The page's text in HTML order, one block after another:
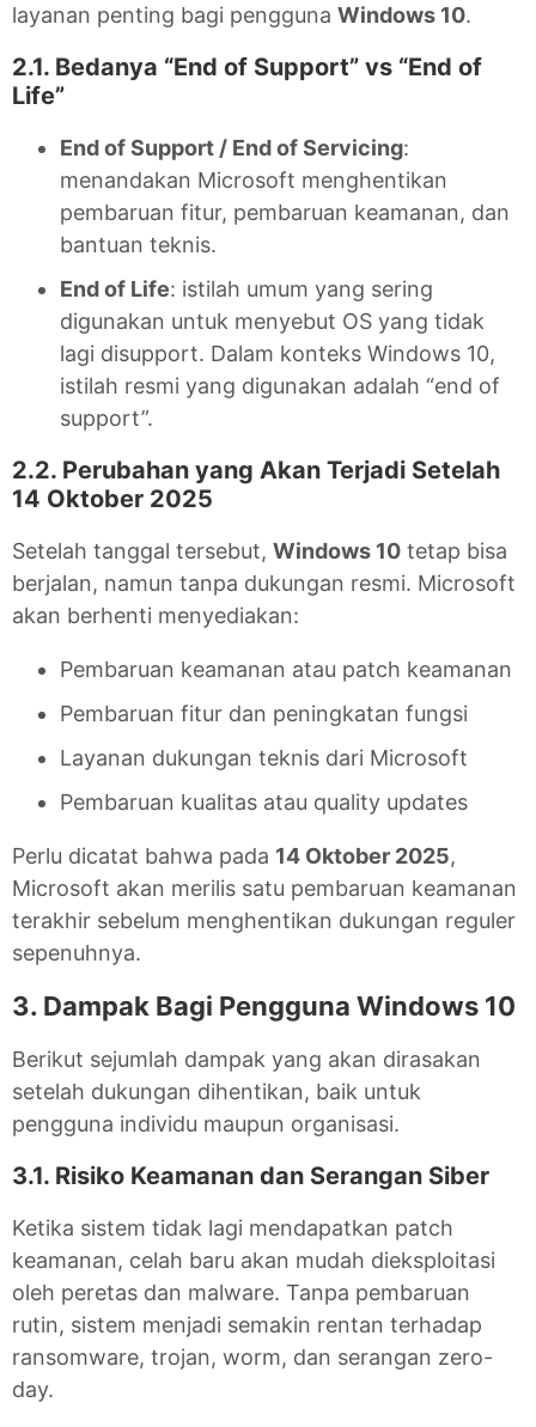
layanan penting bagi pengguna Windows 10.
2.1. Bedanya “End of Support” vs “End of
Life”
End of Support / End of Servicing:
menandakan Microsoft menghentikan
pembaruan fitur, pembaruan keamanan, dan
bantuan teknis.
End of Life: istilah umum yang sering
digunakan untuk menyebut OS yang tidak
lagi disupport. Dalam konteks Windows 10,
istilah resmi yang digunakan adalah “end of
support”.
2.2. Perubahan yang Akan Terjadi Setelah
14 Oktober 2025
Setelah tanggal tersebut, Windows 10 tetap bisa
berjalan, namun tanpa dukungan resmi. Microsoft
akan berhenti menyediakan:
Pembaruan keamanan atau patch keamanan
Pembaruan fitur dan peningkatan fungsi
Layanan dukungan teknis dari Microsoft
Pembaruan kualitas atau quality updates
Perlu dicatat bahwa pada 14 Oktober 2025,
Microsoft akan merilis satu pembaruan keamanan
terakhir sebelum menghentikan dukungan reguler
sepenuhnya.
3. Dampak Bagi Pengguna Windows 10
Berikut sejumlah dampak yang akan dirasakan
setelah dukungan dihentikan, baik untuk
pengguna individu maupun organisasi.
3.1. Risiko Keamanan dan Serangan Siber
Ketika sistem tidak lagi mendapatkan patch
keamanan, celah baru akan mudah dieksploitasi
oleh peretas dan malware. Tanpa pembaruan
rutin, sistem menjadi semakin rentan terhadap
ransomware, trojan, worm, dan serangan zero-
day.